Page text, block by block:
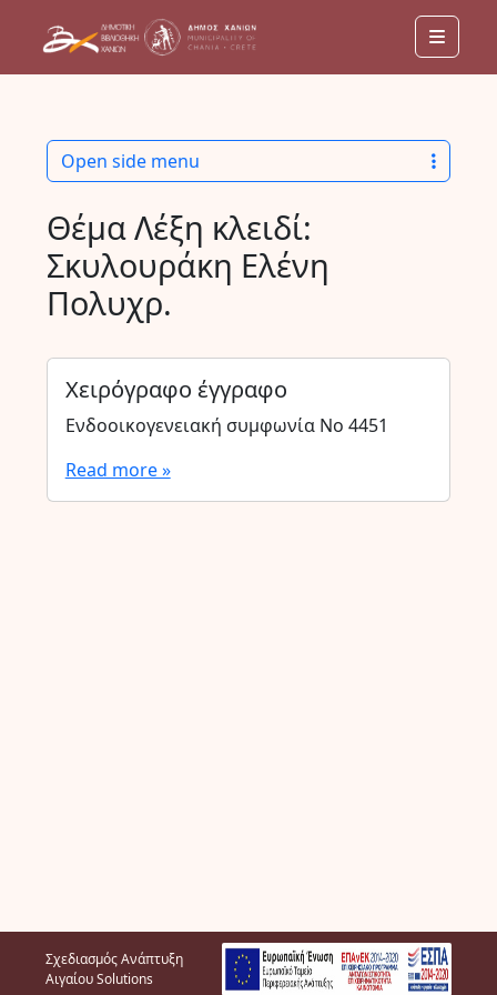
Menu
Θέμα Λέξη κλειδί:
Σκυλουράκη Ελένη
Πολυχρ.
Χειρόγραφο έγγραφο
Ενδοοικογενειακή συμφωνία Νο 4451
Read more »
Open side menu
Σχεδιασμός Ανάπτυξη
Αιγαίου Solutions